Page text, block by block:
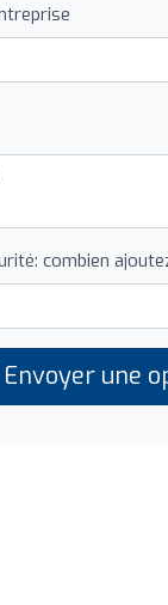
combien
Envoyer une